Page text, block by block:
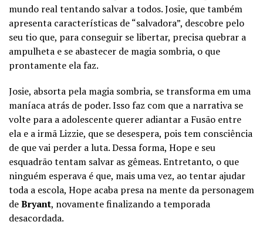
mundo real tentando salvar a todos. Josie, que também
apresenta características de “salvadora”, descobre pelo
seu tio que, para conseguir se libertar, precisa quebrar a
ampulheta e se abastecer de magia sombria, o que
prontamente ela faz.
Josie, absorta pela magia sombria, se transforma em uma
maníaca atrás de poder. Isso faz com que a narrativa se
volte para a adolescente querer adiantar a Fusão entre
ela e a irmã Lizzie, que se desespera, pois tem consciência
de que vai perder a luta. Dessa forma, Hope e seu
esquadrão tentam salvar as gêmeas. Entretanto, o que
ninguém esperava é que, mais uma vez, ao tentar ajudar
toda a escola, Hope acaba presa na mente da personagem
deBryant, novamente finalizando a temporada
desacordada.